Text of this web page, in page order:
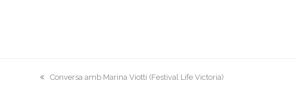
previous
Conversa amb Marina Viotti (Festival Life Victoria)